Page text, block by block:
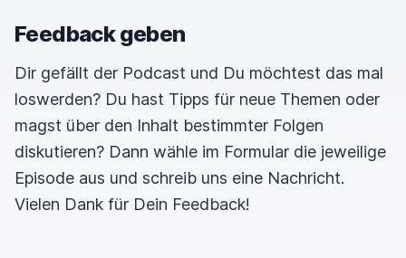
Feedback geben
Dir gefällt der Podcast und Du möchtest das mal
loswerden? Du hast Tipps für neue Themen oder
magst über den Inhalt bestimmter Folgen
diskutieren? Dann wähle im Formular die jeweilige
Episode aus und schreib uns eine Nachricht.
Vielen Dank für Dein Feedback!